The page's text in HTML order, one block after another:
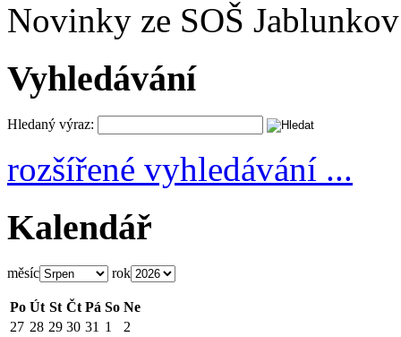
Novinky ze SOŠ
Vyhledávání
Hledaný výraz:
rozšířené vyhledávání ...
Kalendář
měsíc rok
Po Út St Čt Pá So Ne
27 28 29 30 31 1
2